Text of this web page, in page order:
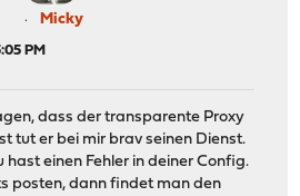
Micky
PM
dass der transparente Proxy
tut er bei mir brav seinen Dienst.
hast einen Fehler in deiner Config.
posten, dann findet man den